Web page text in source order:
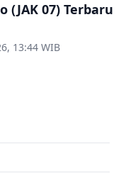
(JAK 07) Terbaru
13:44 WIB